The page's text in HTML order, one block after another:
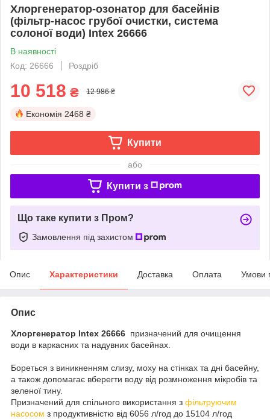
Хлоргенератор-озонатор для басейнів
(фільтр-насос грубої очистки, система
солоної води) Intex 26666
В наявності
Код: 26666
Роздріб
10 518 ₴ 12 986 ₴
Економія 2468 ₴
Купити
або
Купити з
Що таке купити з Пром?
Замовлення під захистом
Опис Характеристики Доставка Оплата Умови
Опис
Хлоргенератор Intex 26666 призначений для очищення
води в каркасних та надувних басейнах.
Бореться з виникненням слизу, моху на стінках та дні басейну,
а також допомагає вберегти воду від розмноження мікробів та
зеленої тину.
Призначений для спільного використання з фільтруючим
насосом з продуктивністю від 6056 л/год до 15104 л/год